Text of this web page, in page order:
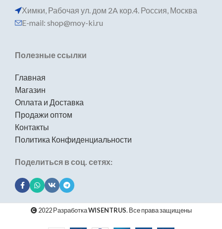
Химки, Рабочая ул. дом 2A кор.4. Россия, Москва
E-mail: shop@moy-ki.ru
Полезные ссылки
Главная
Магазин
Оплата и Доставка
Продажи оптом
Контакты
Политика Конфиденциальности
Поделиться в соц. сетях:
2022 РазработкаWISENTRUS. Все права защищены